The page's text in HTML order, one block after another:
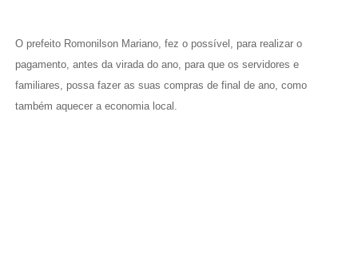
O prefeito Romonilson Mariano, fez o possível, para realizar o
pagamento, antes da virada do ano, para que os servidores e
familiares, possa fazer as suas compras de final de ano, como
também aquecer a economia local.